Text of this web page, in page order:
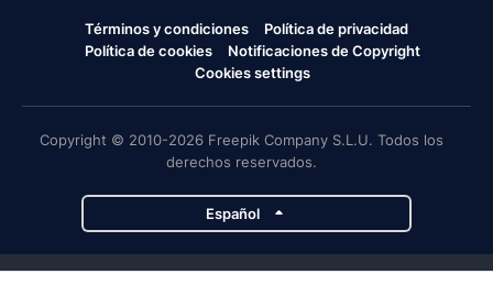
Términos y condiciones
Política de privacidad
Política de cookies
Notificaciones de Copyright
Cookies settings
Copyright © 2010-2026 Freepik Company S.L.U. Todos los
derechos reservados.
Español